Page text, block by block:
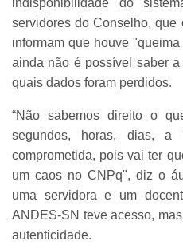
servidores do Conselho, que
informam que houve
ainda não é possível saber
quais dados foram perdidos.
“Não sabemos direito o
segundos, horas, dias, a
comprometida, pois vai ter
um caos no CNPq", diz o
uma servidora e um
ANDES-SN teve acesso,
autenticidade.